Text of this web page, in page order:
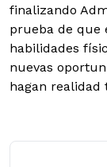
finalizando
prueba de que
habilidades
nuevas
hagan